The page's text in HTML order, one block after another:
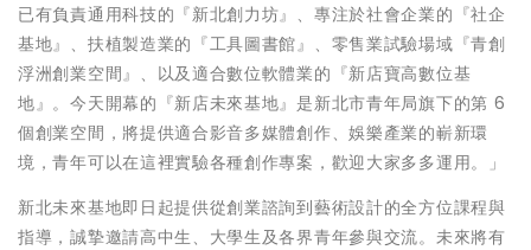
已有負責通用科技的『新北創力坊』、專注於社會企業的『社企
基地』、扶植製造業的『工具圖書館』、零售業試驗場域『青創
浮洲創業空間』、以及適合數位軟體業的『新店寶高數位基
地』。今天開幕的『新店未來基地』是新北市青年局旗下的第 6
個創業空間，將提供適合影音多媒體創作、娛樂產業的嶄新環
境，青年可以在這裡實驗各種創作專案，歡迎大家多多運用。」
新北未來基地即日起提供從創業諮詢到藝術設計的全方位課程與
指導，誠摯邀請高中生、大學生及各界青年參與交流。未來將有